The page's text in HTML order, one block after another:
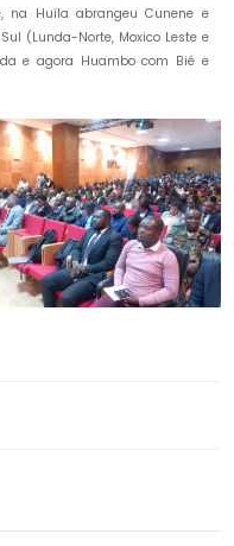
na Huíla abrangeu Cunene e
(Lunda-Norte, Moxico Leste e
e agora Huambo com Bié e